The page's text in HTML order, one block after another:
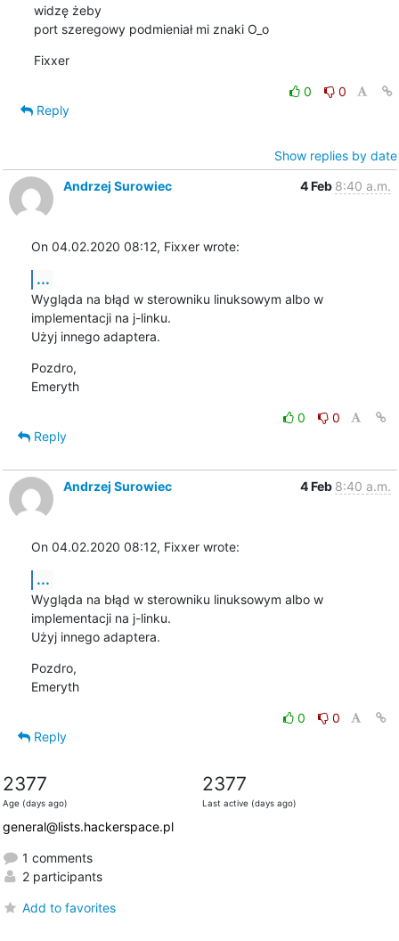
widzę żeby
port szeregowy podmieniał mi znaki O_o
Fixxer
0
0
Reply
Show replies by date
Andrzej Surowiec
4 Feb 8:40 a.m.
On 04.02.2020 08:12, Fixxer wrote:
...
Wygląda na błąd w sterowniku linuksowym albo w
implementacji na j-linku.
Użyj innego adaptera.
Pozdro,
Emeryth
0
0
Reply
Andrzej Surowiec 4 Feb 8:40 a.m.
On 04.02.2020 08:12, Fixxer wrote:
...
Wygląda na błąd w sterowniku linuksowym albo w
implementacji na j-linku.
Użyj innego adaptera.
Pozdro,
Emeryth
0
0
Reply
2377
Age (days ago)
2377
Last active (days ago)
general@lists.hackerspace.pl
1 comments
2 participants
Add to favorites